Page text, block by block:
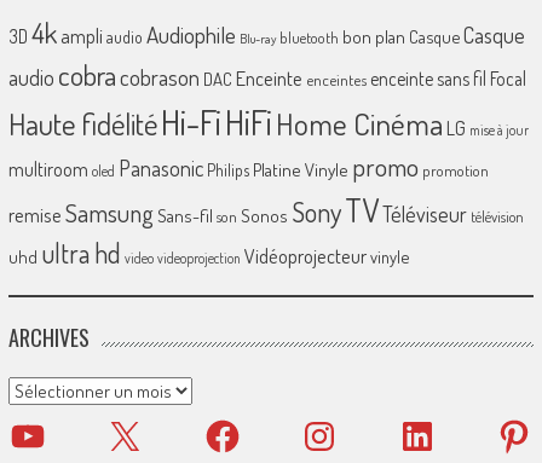
3D 4k ampliaudio Audiophile Blu-ray bluetooth bon plan CasqueCasque
audio cobracobrason DAC Enceinte enceintes enceinte sans fil Focal
Haute fidélitéHi-FiHiFiHome Cinéma LG mise à jour
multiroom oled Panasonic Philips Platine Vinyle promo promotion
remiseSamsungSans-fil son Sonos SonyTVTéléviseur télévision
uhd ultra hd video videoprojection Vidéoprojecteurvinyle
ARCHIVES
Archives
YouTube X Facebook Instagram LinkedIn